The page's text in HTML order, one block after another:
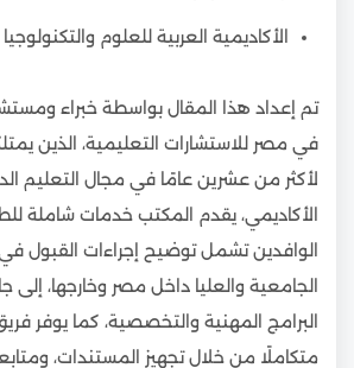
الأكاديمية العربية للعلوم
تم إعداد هذا المقال بواسطة خبراء
في مصر للاستشارات التعليمية، الذين
لأكثر من عشرين عامًا في مجال التعليم
الأكاديمي، يقدم المكتب خدمات شاملة
الوافدين تشمل توضيح إجراءات القبول في
الجامعية والعليا داخل مصر وخارجها، إلى
البرامج المهنية والتخصصية، كما يوفر
متكاملًا من خلال تجهيز المستندات،